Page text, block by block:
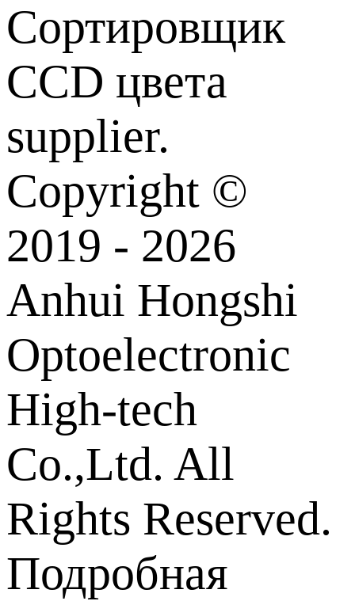
Сортировщик
CCD цвета
supplier.
Copyright ©
2019 - 2026
Anhui Hongshi
Optoelectronic
High-tech
Co.,Ltd. All
Rights Reserved.
Подробная